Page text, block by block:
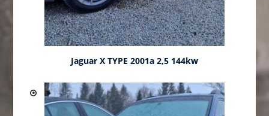
Jaguar X TYPE 2001a 2,5 144kw